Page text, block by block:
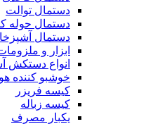
دستمال توالت
دستمال حوله
دستمال
ابزار و
انواع دستکش
خوشبو کننده هوا
کیسه فریزر
کیسه زباله
یکبار مصرف